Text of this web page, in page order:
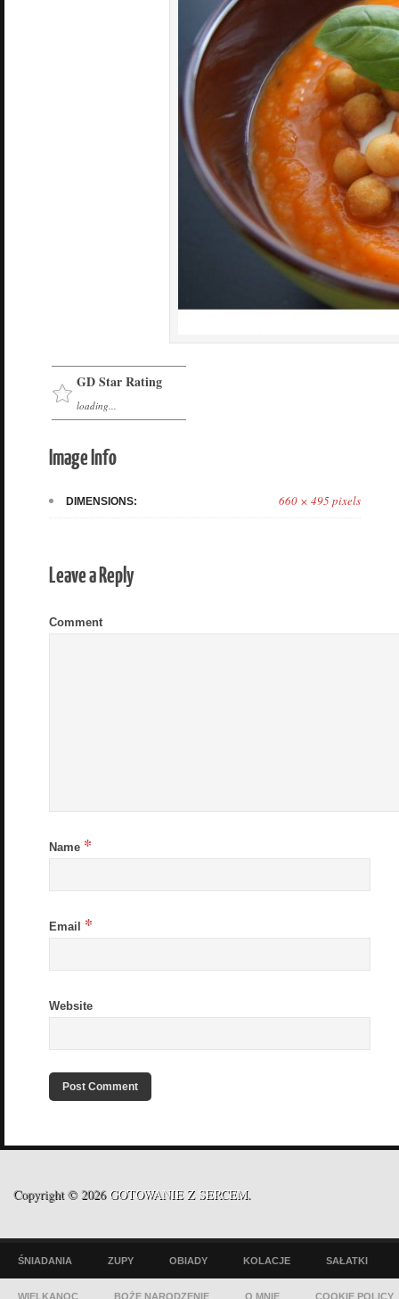
GD Star Rating
loading...
Image Info
DIMENSIONS: 660 × 495 pixels
Leave a Reply
Comment
Name *
Email *
Website
Copyright © 2026 GOTOWANIE Z SERCEM.
ŚNIADANIA ZUPY OBIADY KOLACJE SAŁATKI
WIELKANOC BOŻE NARODZENIE O MNIE COOKIE POLICY